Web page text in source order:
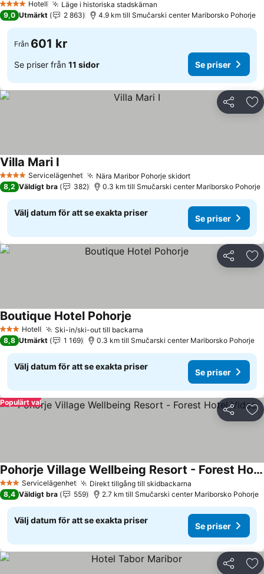
4 StjärnorHotell Läge i historiska stadskärnan
9,0 Utmärkt 2 863 4.9 km till Smučarski center Mariborsko Pohorje
Från 601 kr
Se priser från 11 sidor Se priser
Dela
4 StjärnorServicelägenhet Nära Maribor Pohorje skidortSe priser
Villa Mari I
8,2 Väldigt bra 382 0.3 km till Smučarski center Mariborsko Pohorje
Välj datum för att se exakta priser
Se priser
Dela
3 StjärnorHotell Ski-in/ski-out till backarna
Boutique Hotel Pohorje
8,8 Utmärkt 1 169 0.3 km till Smučarski center Mariborsko Pohorje
Välj datum för att se exakta priser
Se priser
Dela
Populärt val
3 StjärnorServicelägenhet Direkt tillgång till skidbackarna
Pohorje Village Wellbeing Resort - Forest Hotel Videc
Se priser
8,4 Väldigt bra 559 2.7 km till Smučarski center Mariborsko Pohorje
Välj datum för att se exakta priser
Se priser
Dela